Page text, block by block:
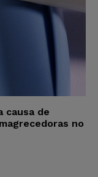
causa de
no